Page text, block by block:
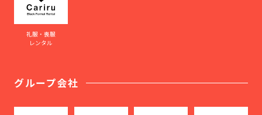
礼服・喪服
レンタル
グループ会社